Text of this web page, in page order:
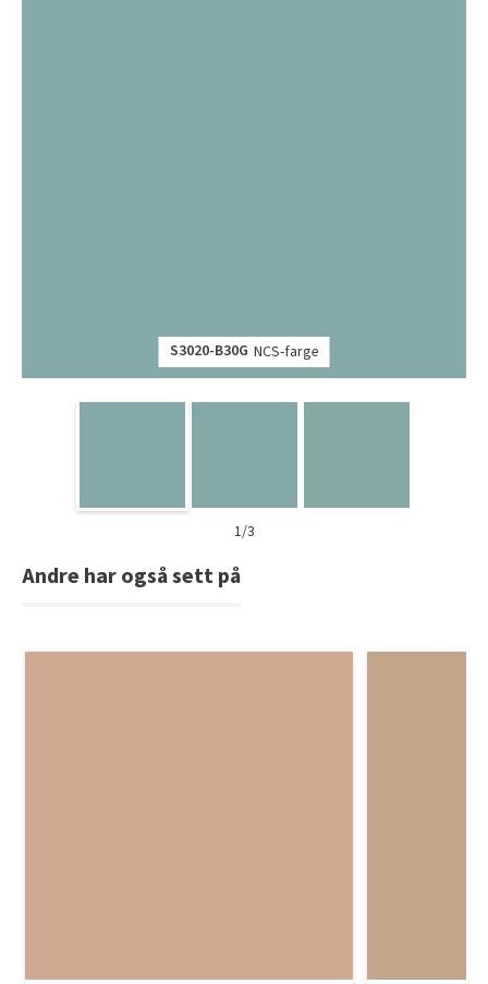
S3020-B30G NCS-farge
1/3
Andre har også sett på